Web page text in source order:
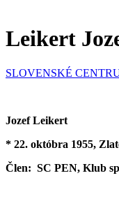
Leikert
SLOVENSKÉ
Jozef Leikert
* 22. októbra 1955,
Člen: SC PEN, Klub